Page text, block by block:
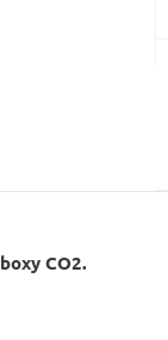
CO2.